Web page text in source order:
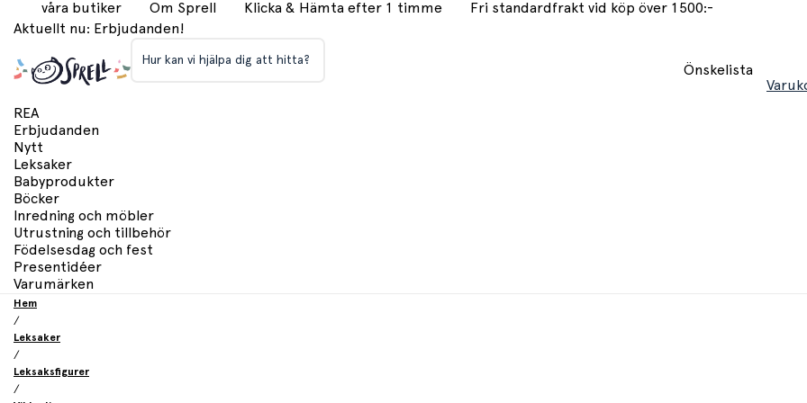
våra butiker Om Sprell Klicka & Hämta efter 1 timme
Fri standardfrakt vid köp över 1500:-
Aktuellt nu: Erbjudanden!
Hur kan vi hjälpa dig att hitta?
Önskelista
REA
Erbjudanden
Nytt
Leksaker
Babyprodukter
Böcker
Inredning och möbler
Utrustning och tillbehör
Födelsesdag och fest
Presentidéer
Varumärken
Hem
/
Leksaker
/
Leksaksfigurer
/